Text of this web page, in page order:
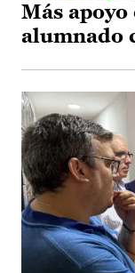
Más
alumnado